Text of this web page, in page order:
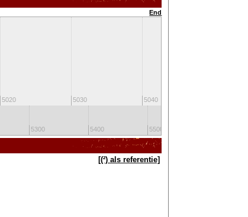
End
5020 5030 5040
5300 5400 5500
[(²) als referentie]